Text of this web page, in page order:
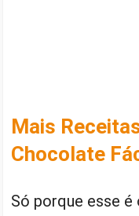
Mais
Chocolate
Só porque esse